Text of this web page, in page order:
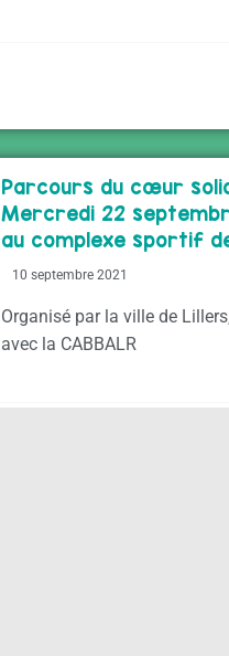
Parcours du cœur
Mercredi 22
au complexe sportif
10 septembre 2021
Organisé par la ville de
avec la CABBALR